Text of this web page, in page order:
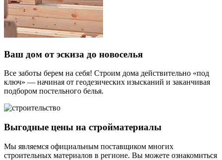
Ваш дом от эскиза до новоселья
Все заботы берем на себя! Строим дома действительно «под
ключ» — начиная от геодезических изысканий и заканчивая
подбором постельного белья.
Выгодные цены на стройматериалы
Мы являемся официальным поставщиком многих
строительных материалов в регионе. Вы можете ознакомиться